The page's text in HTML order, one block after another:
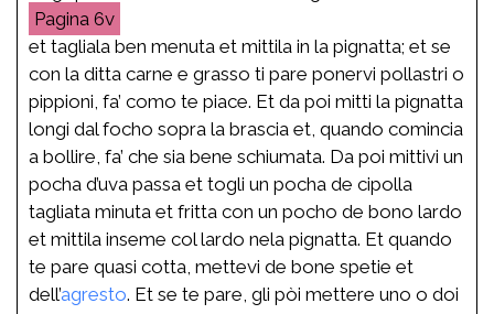
6v
et tagliala ben menuta et mittila in la pignatta; et se
con la ditta carne e grasso ti pare ponervi pollastri o
pippioni, fa’ como te piace. Et da poi mitti la pignatta
longi dal focho sopra la brascia et, quando comincia
a bollire, fa’ che sia bene schiumata. Da poi mittivi un
pocha d’uva passa et togli un pocha de cipolla
tagliata minuta et fritta con un pocho de bono lardo
et mittila inseme col lardo nela pignatta. Et quando
te pare quasi cotta, mettevi de bone spetie et
dell’agresto. Et se te pare, gli pòi mettere uno o doi